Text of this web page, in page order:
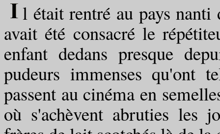
l était rentré au pays
avait été consacré le
enfant dedans presque
pudeurs immenses qu'ont
passent au cinéma en
où s'achèvent abruties les